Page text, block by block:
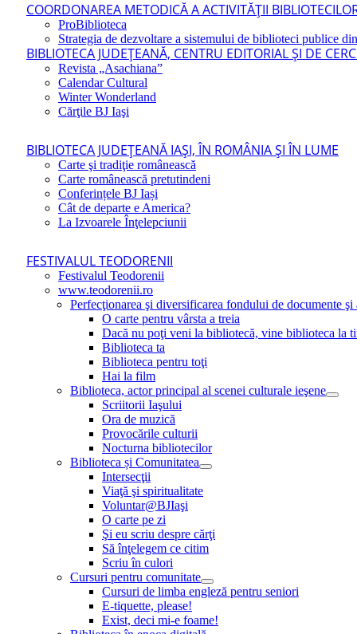
COORDONAREA METODICĂ A ACTIVITĂŢII
ProBiblioteca
Strategia de dezvoltare a sistemului de biblioteci publice
BIBLIOTECA JUDEŢEANĂ, CENTRU EDITORIAL ŞI DE
Revista „Asachiana”
Calendar Cultural
Winter Wonderland
Cărţile BJ Iaşi
BIBLIOTECA JUDEŢEANĂ IAŞI, ÎN ROMÂNIA ŞI ÎN LUME
Carte şi tradiţie românească
Carte românească pretutindeni
Conferințele BJ Iași
Cât de departe e America?
La Izvoarele Înţelepciunii
FESTIVALUL TEODORENII
Festivalul Teodorenii
www.teodorenii.ro
Perfecţionarea şi diversificarea fondului de documente
O carte pentru vârsta a treia
Dacă nu poţi veni la bibliotecă, vine biblioteca la
Biblioteca ta
Biblioteca pentru toţi
Hai la film
Biblioteca, actor principal al scenei culturale ieşene
Scriitorii Iaşului
Ora de muzică
Provocările culturii
Nocturna bibliotecilor
Biblioteca și Comunitatea
Intersecţii
Viaţă şi spiritualitate
Voluntar@BJIaşi
O carte pe zi
Şi eu scriu despre cărţi
Să înţelegem ce citim
Scriu în culori
Cursuri pentru comunitate
Cursuri de limba engleză pentru seniori
E-tiquette, please!
Exist, deci mi-e foame!